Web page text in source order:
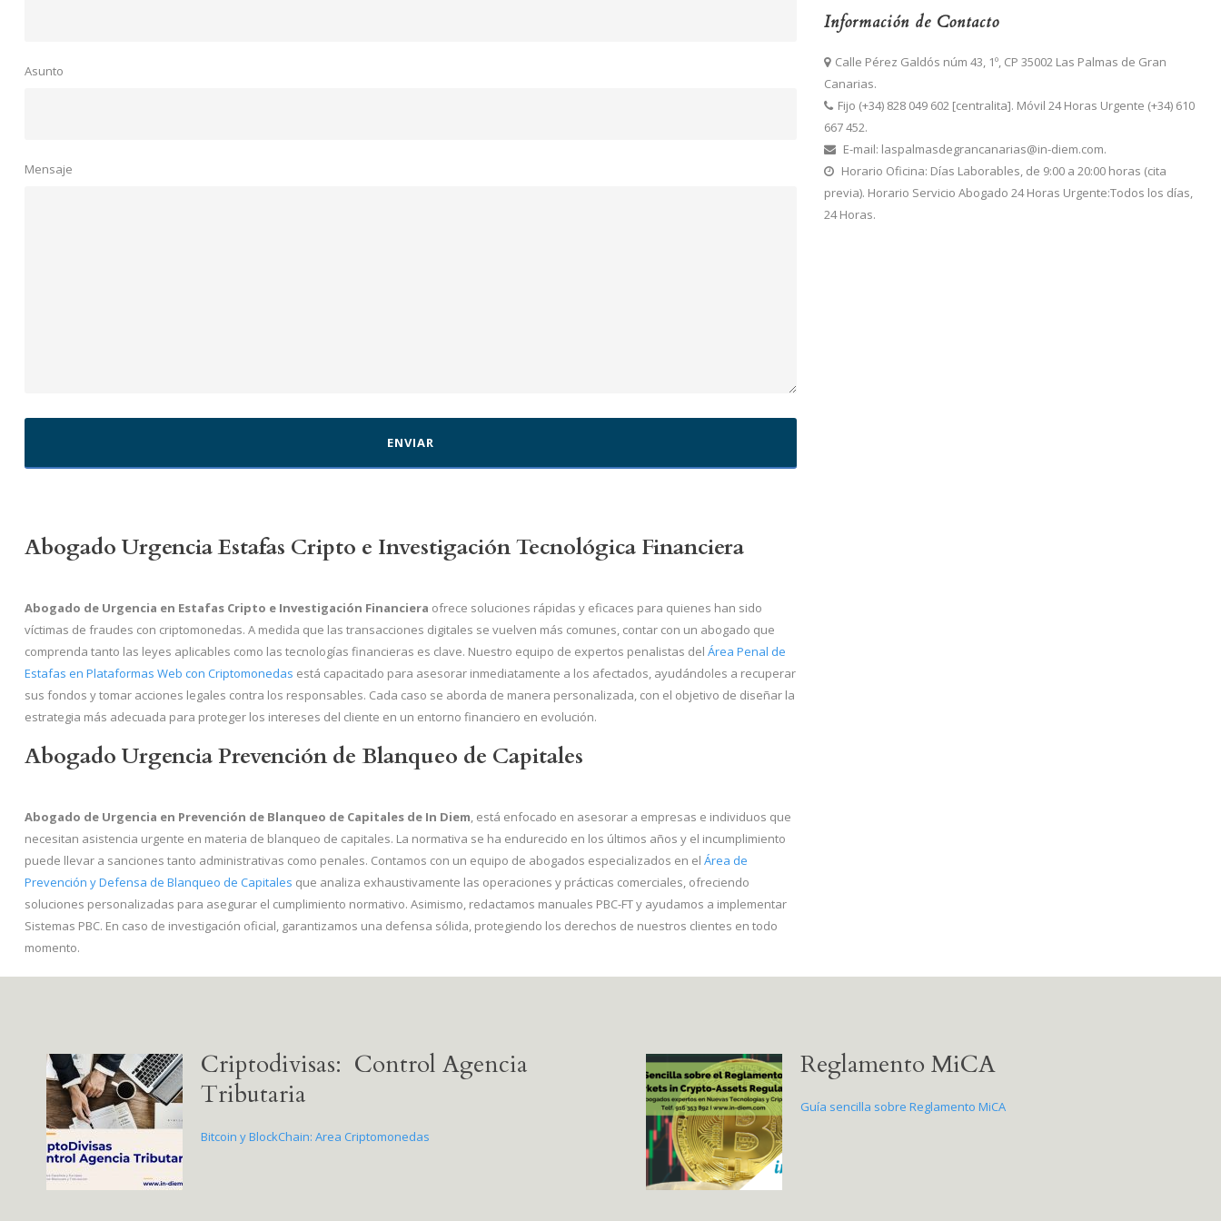
Asunto
Mensaje
Abogado Urgencia Estafas Cripto e Investigación Tecnológica Financiera
Abogado de Urgencia en Estafas Cripto e Investigación Financiera ofrece soluciones rápidas y eficaces para quienes han sido
víctimas de fraudes con criptomonedas. A medida que las transacciones digitales se vuelven más comunes, contar con un abogado que
comprenda tanto las leyes aplicables como las tecnologías financieras es clave. Nuestro equipo de expertos penalistas del Área Penal de
Estafas en Plataformas Web con Criptomonedas está capacitado para asesorar inmediatamente a los afectados, ayudándoles a recuperar
sus fondos y tomar acciones legales contra los responsables. Cada caso se aborda de manera personalizada, con el objetivo de diseñar la
estrategia más adecuada para proteger los intereses del cliente en un entorno financiero en evolución.
Abogado Urgencia Prevención de Blanqueo de Capitales
Abogado de Urgencia en Prevención de Blanqueo de Capitales de In Diem, está enfocado en asesorar a empresas e individuos que
necesitan asistencia urgente en materia de blanqueo de capitales. La normativa se ha endurecido en los últimos años y el incumplimiento
puede llevar a sanciones tanto administrativas como penales. Contamos con un equipo de abogados especializados en el Área de
Prevención y Defensa de Blanqueo de Capitales que analiza exhaustivamente las operaciones y prácticas comerciales, ofreciendo
soluciones personalizadas para asegurar el cumplimiento normativo. Asimismo, redactamos manuales PBC-FT y ayudamos a implementar
Sistemas PBC. En caso de investigación oficial, garantizamos una defensa sólida, protegiendo los derechos de nuestros clientes en todo
momento.
Información de Contacto
Calle Pérez Galdós núm 43, 1º, CP 35002 Las Palmas de Gran
Canarias.
Fijo (+34) 828 049 602 [centralita]. Móvil 24 Horas Urgente (+34) 610
667 452.
E-mail: laspalmasdegrancanarias@in-diem.com.
Horario Oficina: Días Laborables, de 9:00 a 20:00 horas (cita
previa). Horario Servicio Abogado 24 Horas Urgente:Todos los días,
24 Horas.
Criptodivisas: Control Agencia
Tributaria
Bitcoin y BlockChain: Area Criptomonedas
Reglamento MiCA
Guía sencilla sobre Reglamento MiCA